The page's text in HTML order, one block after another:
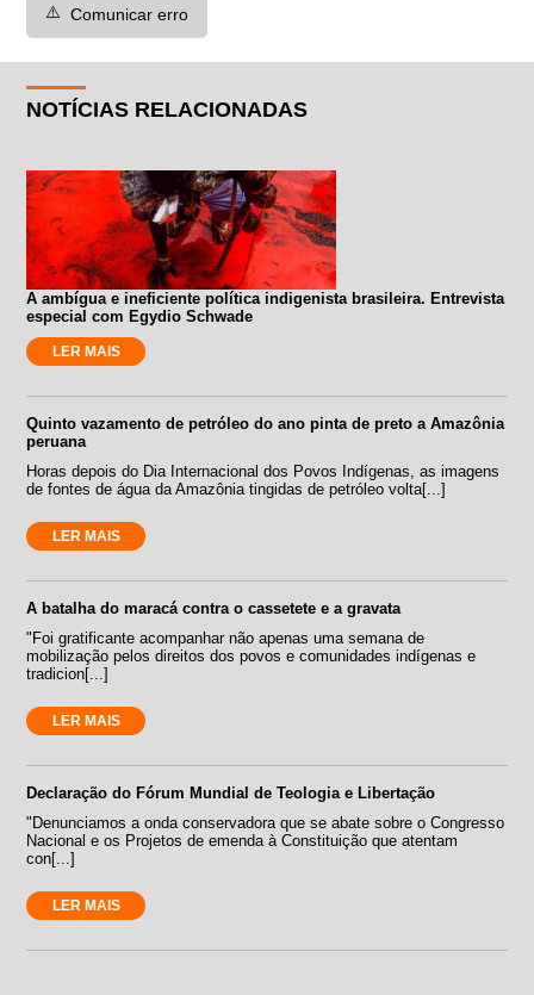
⚠️ Comunicar erro
NOTÍCIAS RELACIONADAS
A ambígua e ineficiente política indigenista brasileira. Entrevista
especial com Egydio Schwade
LER MAIS
Quinto vazamento de petróleo do ano pinta de preto a Amazônia
peruana
Horas depois do Dia Internacional dos Povos Indígenas, as imagens
de fontes de água da Amazônia tingidas de petróleo volta[...]
LER MAIS
A batalha do maracá contra o cassetete e a gravata
"Foi gratificante acompanhar não apenas uma semana de
mobilização pelos direitos dos povos e comunidades indígenas e
tradicion[...]
LER MAIS
Declaração do Fórum Mundial de Teologia e Libertação
"Denunciamos a onda conservadora que se abate sobre o Congresso
Nacional e os Projetos de emenda à Constituição que atentam
con[...]
LER MAIS